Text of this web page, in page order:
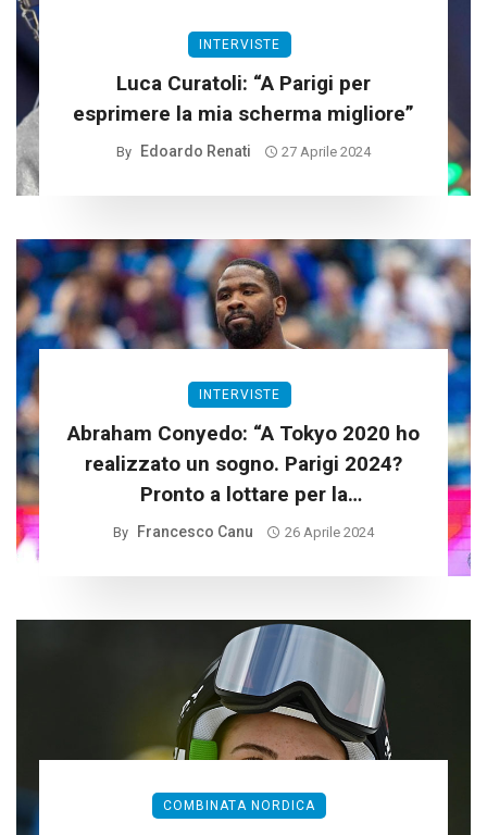
INTERVISTE
Luca Curatoli: “A Parigi per
esprimere la mia scherma migliore”
By Edoardo Renati 27 Aprile 2024
INTERVISTE
Abraham Conyedo: “A Tokyo 2020 ho
realizzato un sogno. Parigi 2024?
Pronto a lottare per la
qualificazione”
By Francesco Canu 26 Aprile 2024
COMBINATA NORDICA